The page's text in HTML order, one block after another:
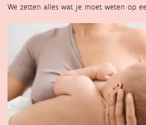
We zetten alles wat je moet weten op